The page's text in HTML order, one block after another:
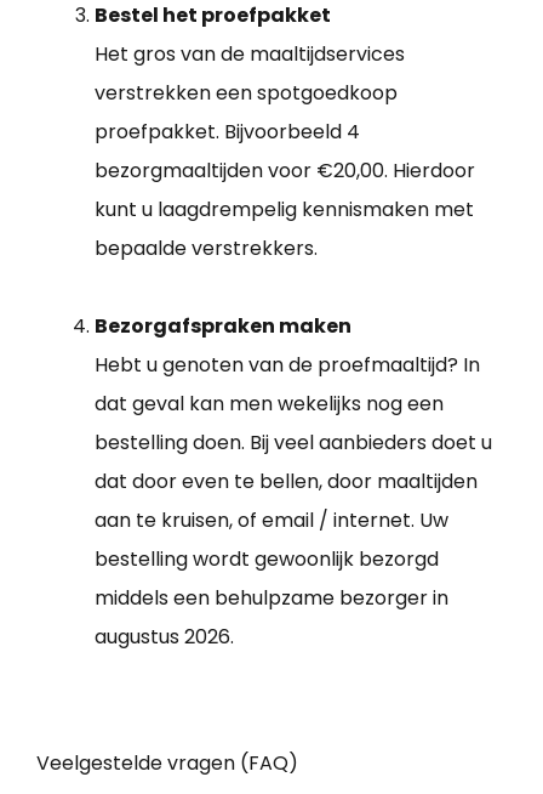
Bestel het proefpakket
Het gros van de maaltijdservices
verstrekken een spotgoedkoop
proefpakket. Bijvoorbeeld 4
bezorgmaaltijden voor €20,00. Hierdoor
kunt u laagdrempelig kennismaken met
bepaalde verstrekkers.
Bezorgafspraken maken
Hebt u genoten van de proefmaaltijd? In
dat geval kan men wekelijks nog een
bestelling doen. Bij veel aanbieders doet u
dat door even te bellen, door maaltijden
aan te kruisen, of email / internet. Uw
bestelling wordt gewoonlijk bezorgd
middels een behulpzame bezorger in
augustus 2026.
Veelgestelde vragen (FAQ)